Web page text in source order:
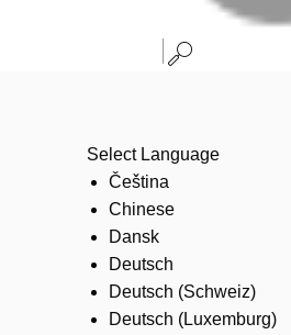
Select Language
Čeština
Chinese
Dansk
Deutsch
Deutsch (Schweiz)
Deutsch (Luxemburg)